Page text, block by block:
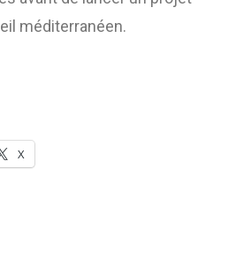
méditerranéen.
X